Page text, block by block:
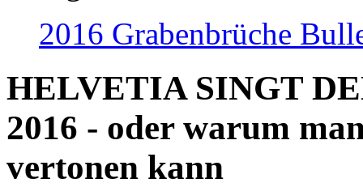
2016 Grabenbrüche
HELVETIA SINGT
2016 - oder warum
vertonen kann